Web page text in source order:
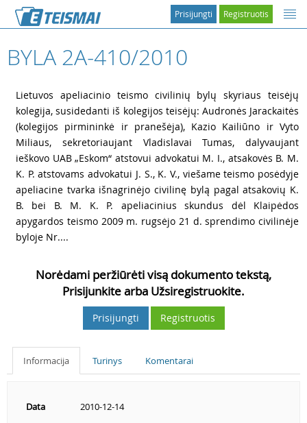
Registruotis
Prisijungti
BYLA 2A-410/2010
Lietuvos apeliacinio teismo civilinių bylų skyriaus teisėjų
kolegija, susidedanti iš kolegijos teisėjų: Audronės Jarackaitės
(kolegijos pirmininkė ir pranešėja), Kazio Kailiūno ir Vyto
Miliaus, sekretoriaujant Vladislavai Tumas, dalyvaujant
ieškovo UAB „Eskom“ atstovui advokatui M. I., atsakovės B. M.
K. P. atstovams advokatui J. S., K. V., viešame teismo posėdyje
apeliacine tvarka išnagrinėjo civilinę bylą pagal atsakovių K.
B. bei B. M. K. P. apeliacinius skundus dėl Klaipėdos
apygardos teismo 2009 m. rugsėjo 21 d. sprendimo civilinėje
byloje Nr....
Norėdami peržiūrėti visą dokumento tekstą,
Prisijunkite arba Užsiregistruokite.
Prisijungti Registruotis
Informacija Turinys Komentarai
Data
2010-12-14